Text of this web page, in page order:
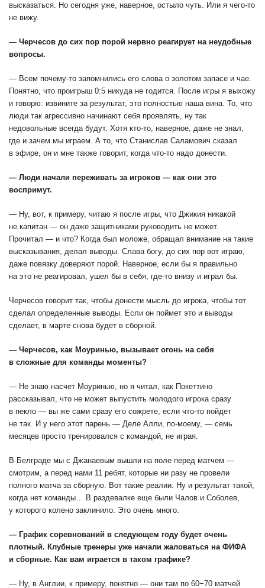
высказаться. Но сегодня уже, наверное, остыло чуть. Или я чего-то
не вижу.
— Черчесов до сих пор порой нервно реагирует на неудобные
вопросы.
— Всем почему-то запомнились его слова о золотом запасе и чае.
Понятно, что проигрыш 0:5 никуда не годится. После игры я выхожу
и говорю: извините за результат, это полностью наша вина. То, что
люди так агрессивно начинают себя проявлять, ну так
недовольные всегда будут. Хотя кто-то, наверное, даже не знал,
где и зачем мы играем. А то, что Станислав Саламович сказал
в эфире, он и мне также говорит, когда что-то надо донести.
— Люди начали переживать за игроков — как они это
воспримут.
— Ну, вот, к примеру, читаю я после игры, что Джикия никакой
не капитан — он даже защитниками руководить не может.
Прочитал — и что? Когда был моложе, обращал внимание на такие
высказывания, делал выводы. Слава богу, до сих пор вот играю,
даже повязку доверяют порой. Наверное, если бы я правильно
на это не реагировал, ушел бы в себя, где-то внизу и играл бы.
Черчесов говорит так, чтобы донести мысль до игрока, чтобы тот
сделал определенные выводы. Если он поймет это и выводы
сделает, в марте снова будет в сборной.
— Черчесов, как Моуринью, вызывает огонь на себя
в сложные для команды моменты?
— Не знаю насчет Моуринью, но я читал, как Покеттино
рассказывал, что не может выпустить молодого игрока сразу
в пекло — вы же сами сразу его сожрете, если что-то пойдет
не так. И у него этот парень — Деле Алли, по-моему, — семь
месяцев просто тренировался с командой, не играя.
В Белграде мы с Джанаевым вышли на поле перед матчем —
смотрим, а перед нами 11 ребят, которые ни разу не провели
полного матча за сборную. Вот такие реалии. Ну и результат такой,
когда нет команды… В раздевалке еще были Чалов и Соболев,
у которого колено заклинило. Это очень много.
— График соревнований в следующем году будет очень
плотный. Клубные тренеры уже начали жаловаться на ФИФА
и сборные. Как вам играется в таком графике?
— Ну, в Англии, к примеру, понятно — они там по 60−70 матчей